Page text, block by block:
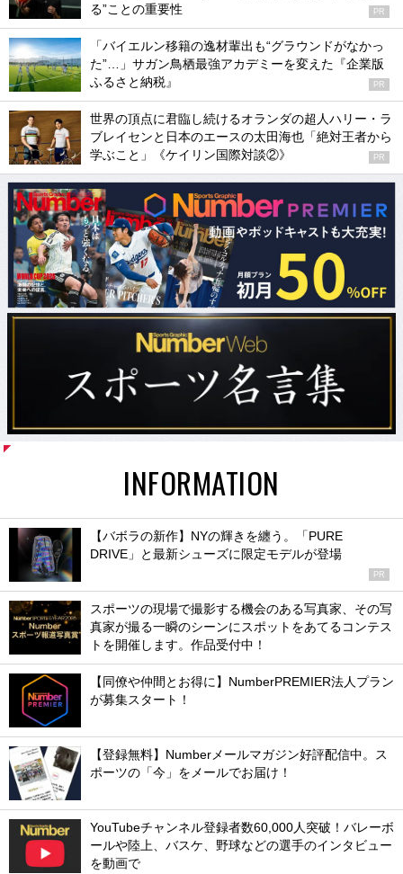
る”ことの重要性
PR
「バイエルン移籍の逸材輩出も“グラウンドがなかっ
た”…」サガン鳥栖最強アカデミーを変えた『企業版
ふるさと納税』
PR
世界の頂点に君臨し続けるオランダの超人ハリー・ラ
ブレイセンと日本のエースの太田海也「絶対王者から
学ぶこと」《ケイリン国際対談②》
PR
INFORMATION
【バボラの新作】NYの輝きを纏う。「PURE
DRIVE」と最新シューズに限定モデルが登場
PR
スポーツの現場で撮影する機会のある写真家、その写
真家が撮る一瞬のシーンにスポットをあてるコンテス
トを開催します。作品受付中！
【同僚や仲間とお得に】NumberPREMIER法人プラン
が募集スタート！
【登録無料】Numberメールマガジン好評配信中。ス
ポーツの「今」をメールでお届け！
YouTubeチャンネル登録者数60,000人突破！バレーボ
ールや陸上、バスケ、野球などの選手のインタビュー
を動画で